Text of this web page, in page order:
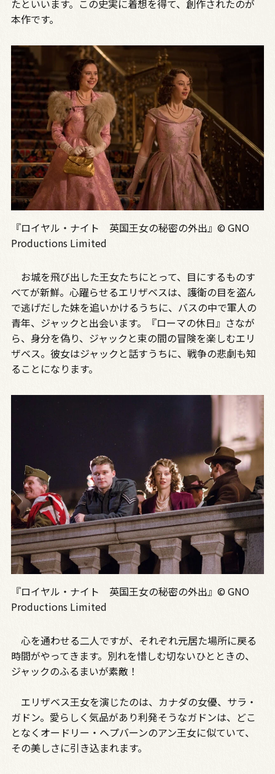
たといいます。この史実に着想を得て、創作されたのが
本作です。
『ロイヤル・ナイト 英国王女の秘密の外出』© GNO
Productions Limited
お城を飛び出した王女たちにとって、目にするものす
べてが新鮮。心躍らせるエリザベスは、護衛の目を盗ん
で逃げだした妹を追いかけるうちに、バスの中で軍人の
青年、ジャックと出会います。『ローマの休日』さなが
ら、身分を偽り、ジャックと束の間の冒険を楽しむエリ
ザベス。彼女はジャックと話すうちに、戦争の悲劇も知
ることになります。
『ロイヤル・ナイト 英国王女の秘密の外出』© GNO
Productions Limited
心を通わせる二人ですが、それぞれ元居た場所に戻る
時間がやってきます。別れを惜しむ切ないひとときの、
ジャックのふるまいが素敵！
エリザベス王女を演じたのは、カナダの女優、サラ・
ガドン。愛らしく気品があり利発そうなガドンは、どこ
となくオードリー・ヘプバーンのアン王女に似ていて、
その美しさに引き込まれます。